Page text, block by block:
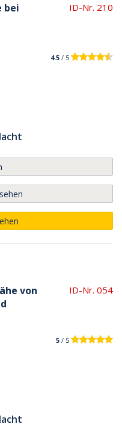
bei
ID-Nr. 210
4.5 / 5
von
ID-Nr. 054
5 / 5